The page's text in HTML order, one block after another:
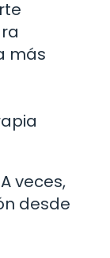
más
A veces,
desde